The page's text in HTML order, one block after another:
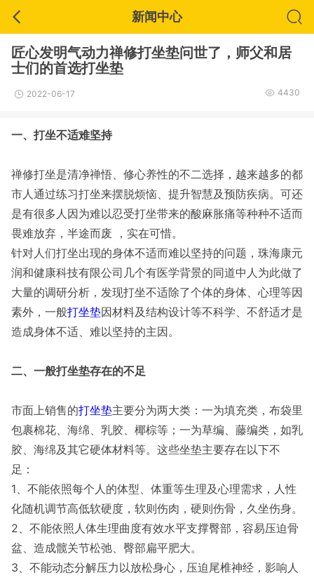
新闻中心
匠心发明气动力禅修打坐垫问世了，师父和居
士们的首选打坐垫
2022-06-17 4430
一、打坐不适难坚持
禅修打坐是清净禅悟、修心养性的不二选择，越来越多的都
市人通过练习打坐来摆脱烦恼、提升智慧及预防疾病。可还
是有很多人因为难以忍受打坐带来的酸麻胀痛等种种不适而
畏难放弃，半途而废 ，实在可惜。
针对人们打坐出现的身体不适而难以坚持的问题，珠海康元
润和健康科技有限公司几个有医学背景的同道中人为此做了
大量的调研分析，发现打坐不适除了个体的身体、心理等因
素外，一般打坐垫因材料及结构设计等不科学、不舒适才是
造成身体不适、难以坚持的主因。
二、一般打坐垫存在的不足
市面上销售的打坐垫主要分为两大类：一为填充类，布袋里
包裹棉花、海绵、乳胶、椰棕等；一为草编、藤编类，如乳
胶、海绵及其它硬体材料等。这些坐垫主要存在以下不
足：
1、不能依照每个人的体型、体重等生理及心理需求，人性
化随机调节高低软硬度，软则伤肉，硬则伤骨，久坐伤身。
2、不能依照人体生理曲度有效水平支撑臀部，容易压迫骨
盆、造成髋关节松弛、臀部扁平肥大。
3、不能动态分解压力以放松身心，压迫尾椎神经，影响人